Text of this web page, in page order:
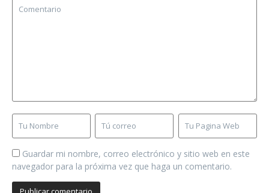
Guardar mi nombre, correo electrónico y sitio web en este
navegador para la próxima vez que haga un comentario.